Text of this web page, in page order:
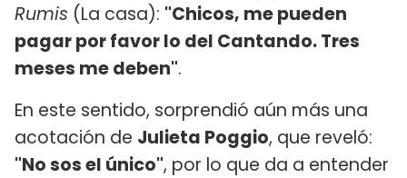
Rumis (La casa): "Chicos, me pueden
pagar por favor lo del Cantando. Tres
meses me deben".
En este sentido, sorprendió aún más una
acotación de Julieta Poggio, que reveló:
"No sos el único", por lo que da a entender